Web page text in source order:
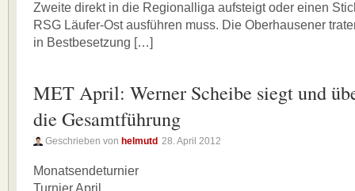
Zweite direkt in die Regionalliga aufsteigt oder einen
RSG Läufer-Ost ausführen muss. Die Oberhausener
in Bestbesetzung […]
MET April: Werner Scheibe siegt und
die Gesamtführung
Geschrieben von helmutd 28. April 2012
Monatsendeturnier
Turnier April